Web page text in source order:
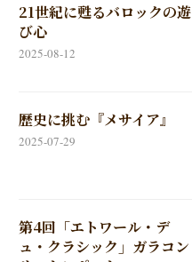
21世紀に甦るバロックの遊
び心
2025-08-12
歴史に挑む『メサイア』
2025-07-29
第4回「エトワール・デ
ュ・クラシック」ガラコン